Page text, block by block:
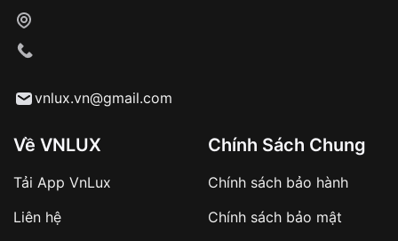
Từ khóa SEO:
sản phẩm đặc biệt
vnlux.vn@gmail.com
Về VNLUX
Tải App VnLux
Liên hệ
Chính Sách Chung
Chính sách bảo hành
Chính sách bảo mật